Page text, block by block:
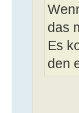
das
Es
den